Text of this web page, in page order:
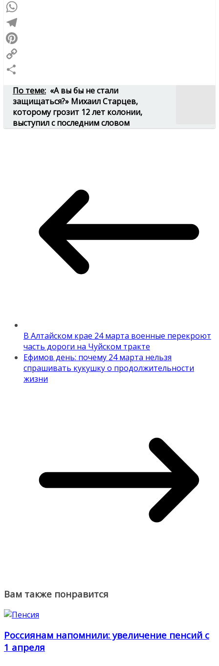
VK
WhatsApp
Telegram
Pinterest
Copy
Link
Отправить
По теме: «А вы бы не стали
защищаться?» Михаил Старцев,
которому грозит 12 лет колонии,
выступил с последним словом
В Алтайском крае 24 марта военные перекроют
часть дороги на Чуйском тракте
Ефимов день: почему 24 марта нельзя
спрашивать кукушку о продолжительности
жизни
Вам также понравится
Россиянам напомнили: увеличение пенсий с
1 апреля